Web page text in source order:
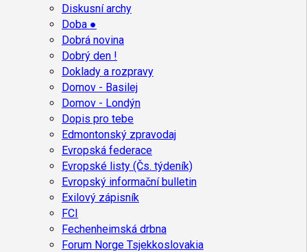
Diskusní archy
Doba ●
Dobrá novina
Dobrý den !
Doklady a rozpravy
Domov - Basilej
Domov - Londýn
Dopis pro tebe
Edmontonský zpravodaj
Evropská federace
Evropské listy (Čs. týdeník)
Evropský informační bulletin
Exilový zápisník
FCI
Fechenheimská drbna
Forum Norge Tsjekkoslovakia